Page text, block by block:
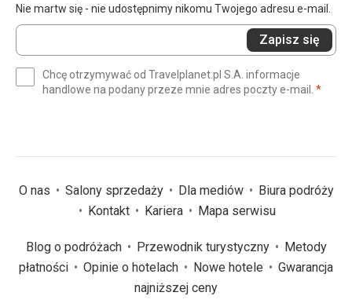
Nie martw się - nie udostępnimy nikomu Twojego adresu e-mail.
Wprowadź
swój
(wymagane)
Zapisz się
Chcę otrzymywać od Travelplanet.pl S.A. informacje
handlowe na podany przeze mnie adres poczty e-mail. *
O nas Salony sprzedaży Dla mediów
Biura podróży
Kontakt
Kariera Mapa serwisu
Blog o podróżach Przewodnik turystyczny
Metody
płatności
Opinie o hotelach Nowe hotele
Gwarancja
najniższej ceny